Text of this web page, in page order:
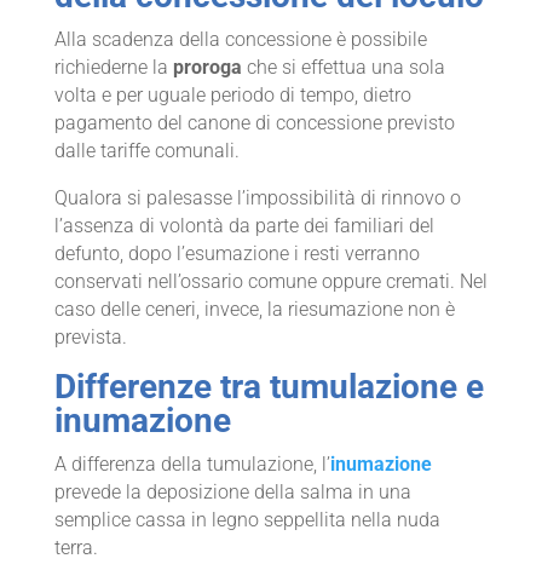
Alla scadenza della concessione è possibile
richiederne la proroga che si effettua una sola
volta e per uguale periodo di tempo, dietro
pagamento del canone di concessione previsto
dalle tariffe comunali.
Qualora si palesasse l’impossibilità di rinnovo o
l’assenza di volontà da parte dei familiari del
defunto, dopo l’esumazione i resti verranno
conservati nell’ossario comune oppure cremati. Nel
caso delle ceneri, invece, la riesumazione non è
prevista.
Differenze tra tumulazione e
inumazione
A differenza della tumulazione, l’inumazione
prevede la deposizione della salma in una
semplice cassa in legno seppellita nella nuda
terra.